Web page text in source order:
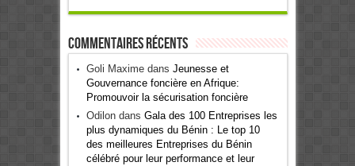
Commentaires récents
Goli Maximedans Jeunesse et
Gouvernance foncière en Afrique:
Promouvoir la sécurisation foncière
Odilondans Gala des 100 Entreprises les
plus dynamiques du Bénin : Le top 10
des meilleures Entreprises du Bénin
célébré pour leur performance et leur